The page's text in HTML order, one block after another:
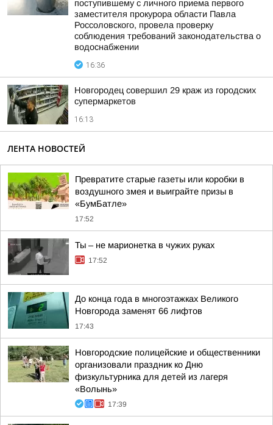
поступившему с личного приема первого
заместителя прокурора области Павла
Россоловского, провела проверку
соблюдения требований законодательства о
водоснабжении
16:36
Новгородец совершил 29 краж из городских
супермаркетов
16:13
ЛЕНТА НОВОСТЕЙ
Превратите старые газеты или коробки в
воздушного змея и выиграйте призы в
«БумБатле»
17:52
Ты – не марионетка в чужих руках
17:52
До конца года в многоэтажках Великого
Новгорода заменят 66 лифтов
17:43
Новгородские полицейские и общественники
организовали праздник ко Дню
физкультурника для детей из лагеря
«Волынь»
17:39